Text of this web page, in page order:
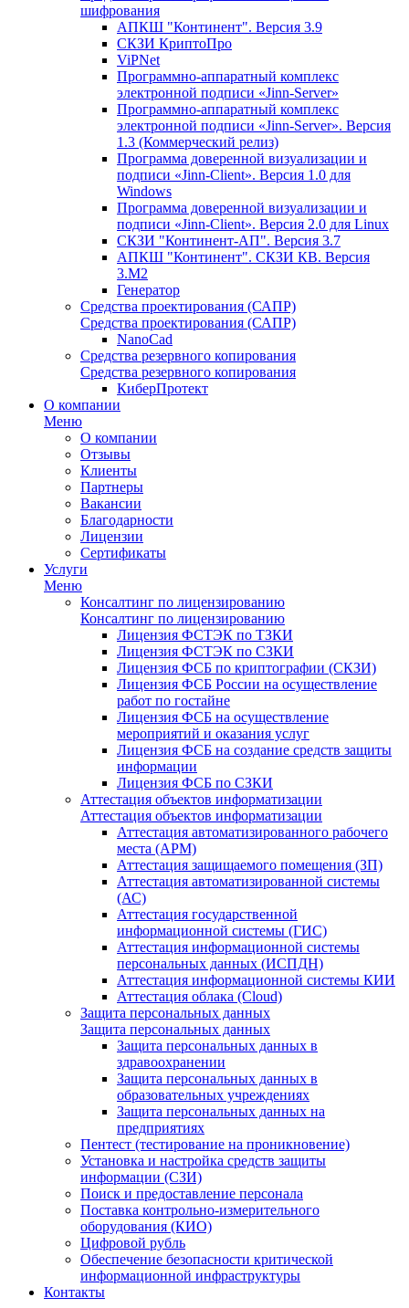
шифрования
АПКШ "Континент". Версия 3.9
СКЗИ КриптоПро
ViPNet
Программно-аппаратный комплекс
электронной подписи «Jinn-Server»
Программно-аппаратный комплекс
электронной подписи «Jinn-Server». Версия
1.3 (Коммерческий релиз)
Программа доверенной визуализации и
подписи «Jinn-Client». Версия 1.0 для
Windows
Программа доверенной визуализации и
подписи «Jinn-Client». Версия 2.0 для Linux
СКЗИ "Континент-АП". Версия 3.7
АПКШ "Континент". СКЗИ КВ. Версия
3.М2
Генератор
Средства проектирования (САПР)
Средства проектирования (САПР)
NanoCad
Средства резервного копирования
Средства резервного копирования
КиберПротект
О компании
Меню
О компании
Отзывы
Клиенты
Партнеры
Вакансии
Благодарности
Лицензии
Сертификаты
Услуги
Меню
Консалтинг по лицензированию
Консалтинг по лицензированию
Лицензия ФСТЭК по ТЗКИ
Лицензия ФСТЭК по СЗКИ
Лицензия ФСБ по криптографии (СКЗИ)
Лицензия ФСБ России на осуществление
работ по гостайне
Лицензия ФСБ на осуществление
мероприятий и оказания услуг
Лицензия ФСБ на создание средств защиты
информации
Лицензия ФСБ по СЗКИ
Аттестация объектов информатизации
Аттестация объектов информатизации
Аттестация автоматизированного рабочего
места (АРМ)
Аттестация защищаемого помещения (ЗП)
Аттестация автоматизированной системы
(АС)
Аттестация государственной
информационной системы (ГИС)
Аттестация информационной системы
персональных данных (ИСПДН)
Аттестация информационной системы КИИ
Аттестация облака (Cloud)
Защита персональных данных
Защита персональных данных
Защита персональных данных в
здравоохранении
Защита персональных данных в
образовательных учреждениях
Защита персональных данных на
предприятиях
Пентест (тестирование на проникновение)
Установка и настройка средств защиты
информации (СЗИ)
Поиск и предоставление персонала
Поставка контрольно-измерительного
оборудования (КИО)
Цифровой рубль
Обеспечение безопасности критической
информационной инфраструктуры
Контакты